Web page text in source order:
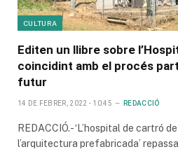
CULTURA
Editen un llibre sobre
coincidint amb el procés
futur
14 DE FEBRER, 2022 - 10:45 REDACCIÓ
REDACCIÓ.- ‘L’hospital de cartró
l’arquitectura prefabricada’